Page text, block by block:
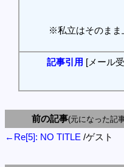
※私立はそのまま
記事引用 [メール
前の記事(元になった記
←Re[5]: NO TITLE /ゲスト